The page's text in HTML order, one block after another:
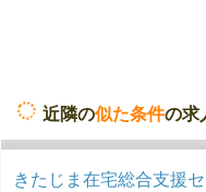
近隣の似た条件の求
きたじま在宅総合支援